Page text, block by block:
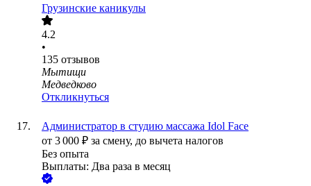
Грузинские каникулы
4.2
•
135 отзывов
Мытищи
Медведково
Откликнуться
Администратор в студию массажа Idol Face
от 3 000 ₽ за смену, до вычета налогов
Без опыта
Выплаты: Два раза в месяц